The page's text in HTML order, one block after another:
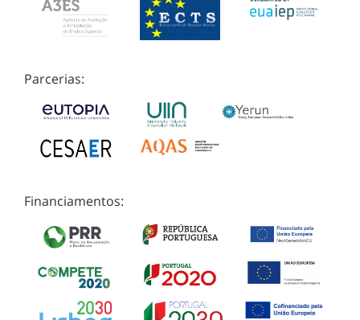
Parcerias:
Financiamentos: